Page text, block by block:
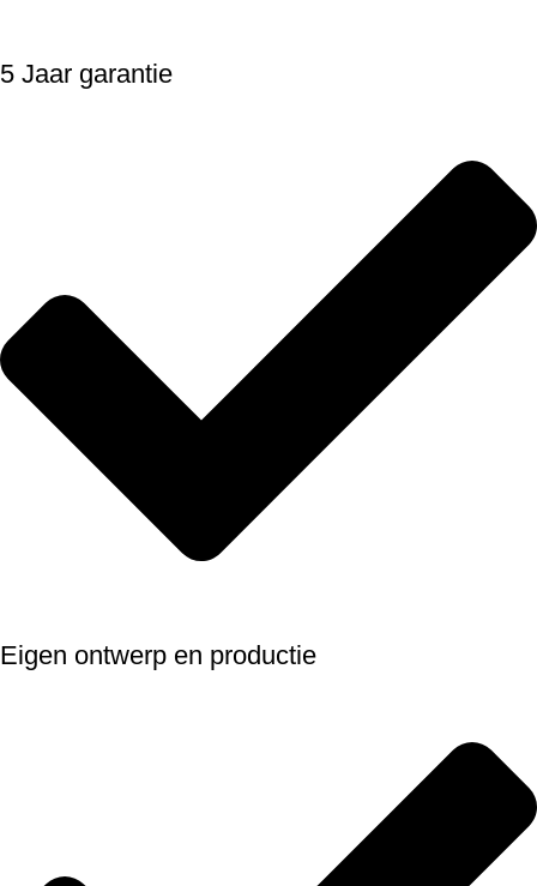
5 Jaar garantie
Eigen ontwerp en productie